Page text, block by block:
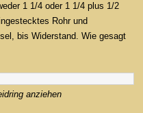
1 1/4 oder 1 1/4 plus 1/2
Rohr und
bis Widerstand. Wie gesagt
anziehen